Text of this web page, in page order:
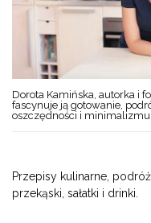
Dorota Kamińska, autorka i
fascynuje ją gotowanie,
oszczędności i minimalizmu.
Przepisy kulinarne,
przekąski, sałatki i drinki.